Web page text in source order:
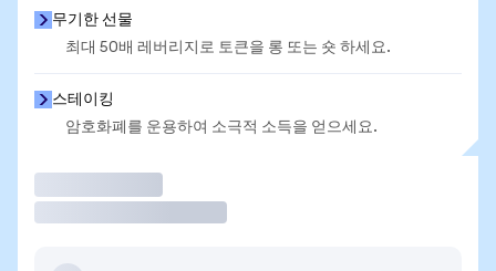
무기한 선물
최대 50배 레버리지로 토큰을 롱 또는 숏 하세요.
스테이킹
암호화폐를 운용하여 소극적 소득을 얻으세요.